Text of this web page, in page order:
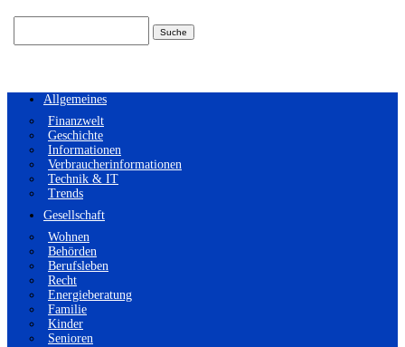
Allgemeines
Finanzwelt
Geschichte
Informationen
Verbraucherinformationen
Technik & IT
Trends
Gesellschaft
Wohnen
Behörden
Berufsleben
Recht
Energieberatung
Familie
Kinder
Senioren